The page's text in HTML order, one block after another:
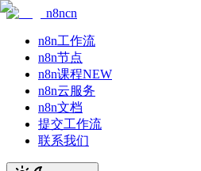
n8ncn
n8n工作流
n8n节点
n8n课程NEW
n8n云服务
n8n文档
提交工作流
联系我们